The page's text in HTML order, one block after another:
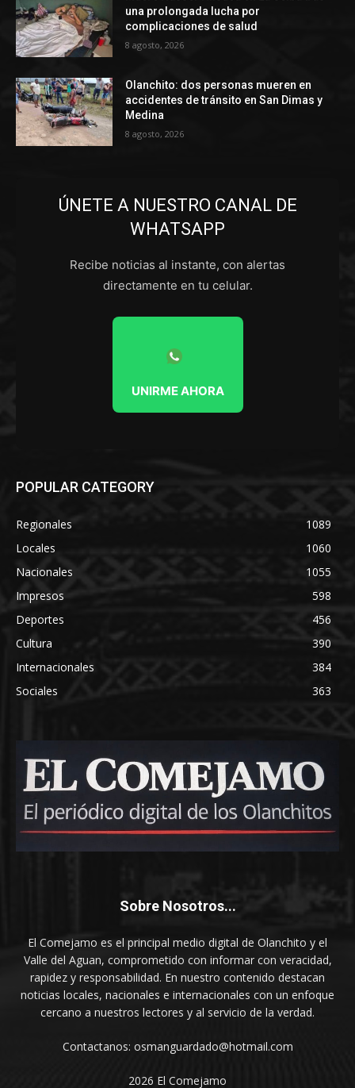
una prolongada lucha por
complicaciones de salud
8 agosto, 2026
Olanchito: dos personas mueren en
accidentes de tránsito en San Dimas y
Medina
8 agosto, 2026
ÚNETE A NUESTRO CANAL DE
WHATSAPP
Recibe noticias al instante, con alertas
directamente en tu celular.
UNIRME AHORA
POPULAR CATEGORY
Regionales
1089
Locales
1060
Nacionales
1055
Impresos
598
Deportes
456
Cultura
390
Internacionales
384
Sociales
363
Sobre Nosotros...
El Comejamo es el principal medio digital de Olanchito y el
Valle del Aguan, comprometido con informar con veracidad,
rapidez y responsabilidad. En nuestro contenido destacan
noticias locales, nacionales e internacionales con un enfoque
cercano a nuestros lectores y al servicio de la verdad.
Contactanos: osmanguardado@hotmail.com
2026 El Comejamo